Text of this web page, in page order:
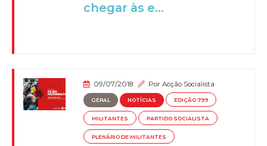
chegar às e...
09/07/2018 PorAcção Socialista
GERAL NOTÍCIAS EDIÇÃO 799
MILITANTES PARTIDO SOCIALISTA
PLENÁRIO DE MILITANTES